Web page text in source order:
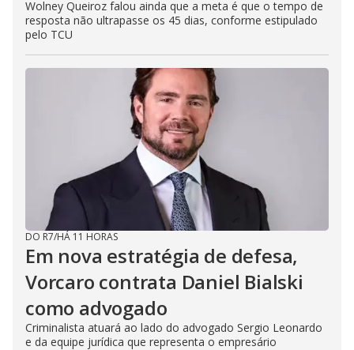
Wolney Queiroz falou ainda que a meta é que o tempo de
resposta não ultrapasse os 45 dias, conforme estipulado
pelo TCU
DO R7/HÁ 11 HORAS
Em nova estratégia de defesa,
Vorcaro contrata Daniel Bialski
como advogado
Criminalista atuará ao lado do advogado Sergio Leonardo
e da equipe jurídica que representa o empresário